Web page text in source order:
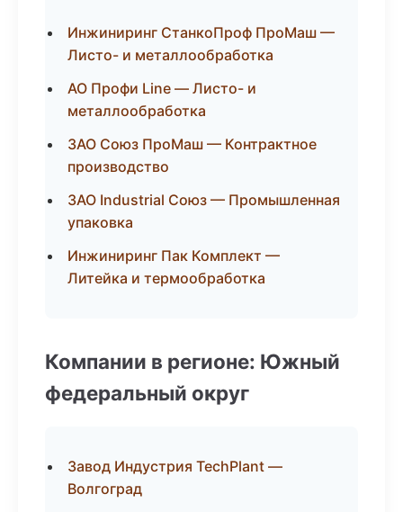
Инжиниринг СтанкоПроф ПроМаш —
Листо- и металлообработка
АО Профи Line — Листо- и
металлообработка
ЗАО Союз ПроМаш — Контрактное
производство
ЗАО Industrial Союз — Промышленная
упаковка
Инжиниринг Пак Комплект —
Литейка и термообработка
Компании в регионе: Южный
федеральный округ
Завод Индустрия TechPlant —
Волгоград